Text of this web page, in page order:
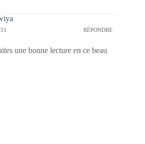
RÉPONDRE
une bonne lecture en ce beau